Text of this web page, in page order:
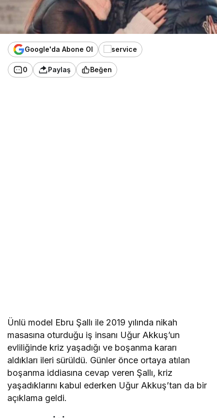
Google'da Abone Ol
0 Paylaş Beğen
Ünlü model Ebru Şallı ile 2019 yılında nikah
masasına oturduğu iş insanı Uğur Akkuş’un
evliliğinde kriz yaşadığı ve boşanma kararı
aldıkları ileri sürüldü. Günler önce ortaya atılan
boşanma iddiasına cevap veren Şallı, kriz
yaşadıklarını kabul ederken Uğur Akkuş’tan da bir
açıklama geldi.